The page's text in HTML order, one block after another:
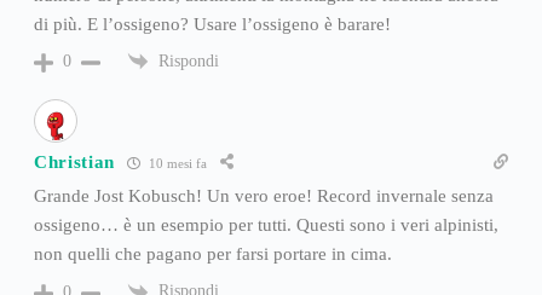
di più. E l’ossigeno? Usare l’ossigeno è barare!
0 Rispondi
Christian 10 mesi fa
Grande Jost Kobusch! Un vero eroe! Record invernale senza
ossigeno… è un esempio per tutti. Questi sono i veri alpinisti,
non quelli che pagano per farsi portare in cima.
Rispondi